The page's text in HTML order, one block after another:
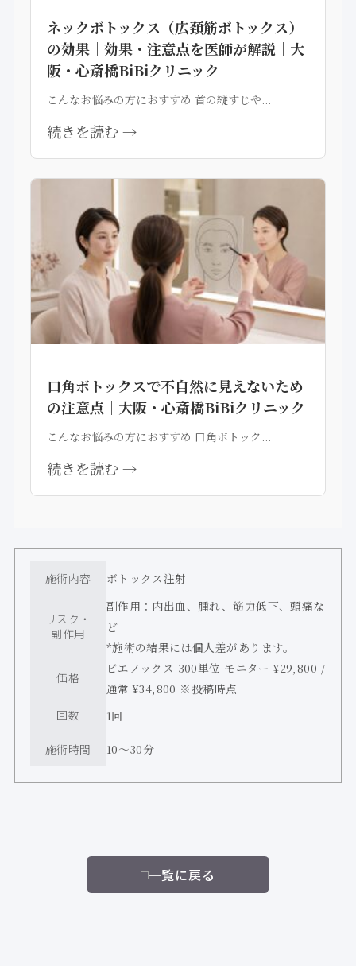
ネックボトックス（広頚筋ボトックス）
の効果｜効果・注意点を医師が解説｜大
阪・心斎橋BiBiクリニック
こんなお悩みの方におすすめ 首の縦すじや...
続きを読む →
口角ボトックスで不自然に見えないため
の注意点｜大阪・心斎橋BiBiクリニック
こんなお悩みの方におすすめ 口角ボトック...
続きを読む →
施術内容 ボトックス注射
リスク・
副作用
副作用：内出血、腫れ、筋力低下、頭痛な
ど
*施術の結果には個人差があります。
価格
ビエノックス 300単位 モニター ¥29,800 /
通常 ¥34,800 ※投稿時点
回数
1回
施術時間 10〜30分
一覧に戻る